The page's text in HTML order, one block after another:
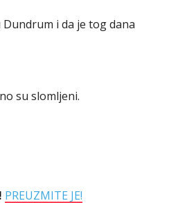
i da je tog dana
su slomljeni.
PREUZMITE JE!